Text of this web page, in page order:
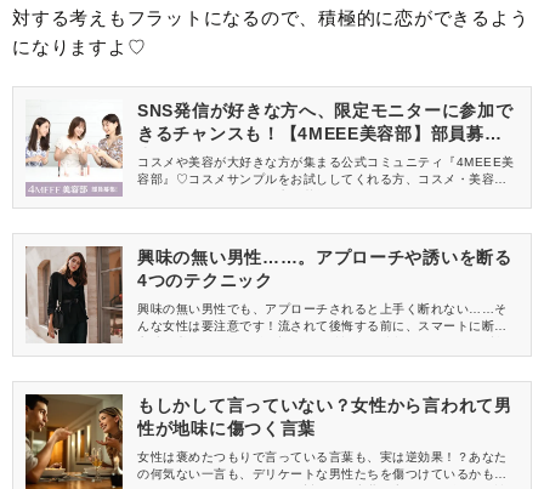
対する考えもフラットになるので、積極的に恋ができるよう
になりますよ♡
SNS発信が好きな方へ、限定モニターに参加で
きるチャンスも！【4MEEE美容部】部員募集
中
コスメや美容が大好きな方が集まる公式コミュニティ『4MEEE美
容部』♡コスメサンプルをお試ししてくれる方、コスメ・美容情報
興味の無い男性……。アプローチや誘いを断る
4つのテクニック
興味の無い男性でも、アプローチされると上手く断れない……そ
んな女性は要注意です！流されて後悔する前に、スマートに断る
るテクニックを身に着け、ご自身の望む恋愛をしましょう。
もしかして言っていない？女性から言われて男
性が地味に傷つく言葉
女性は褒めたつもりで言っている言葉も、実は逆効果！？あなた
の何気ない一言も、デリケートな男性たちを傷つけているかもし